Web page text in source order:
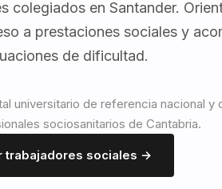
colegiados en Santander.
a prestaciones sociales y
de dificultad.
universitario de referencia nacional y
sociosanitarios de Cantabria.
trabajadores sociales →